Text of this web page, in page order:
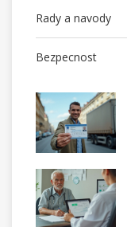
Rady a navody
Bezpecnost